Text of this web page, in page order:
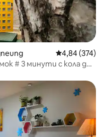
Средна
4,84 (374)
# 3 минути с кола до
Gangneung #
качество